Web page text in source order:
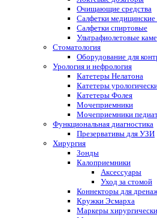
Очищающие средства
Салфетки медицинские
Салфетки спиртовые
Ультрафиолетовые
Стоматология
Оборудование для
Урология и нефрология
Катетеры Нелатона
Катетеры
Катетеры Фолея
Мочеприемники
Мочеприемники
Функциональная диагностика
Презервативы для УЗИ
Хирургия
Зонды
Калоприемники
Аксессуары
Уход за стомой
Коннекторы для
Кружки Эсмарха
Маркеры